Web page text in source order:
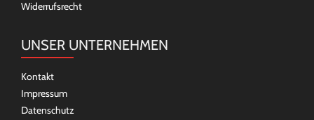
Widerrufsrecht
UNSER UNTERNEHMEN
Kontakt
Impressum
Datenschutz